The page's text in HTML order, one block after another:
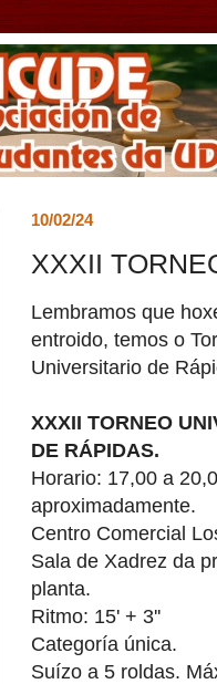
10/02/24
XXXII
Lembramos que
entroido, temos o
Universitario de
XXXII TORNEO
DE RÁPIDAS.
Horario: 17,00 a
aproximadamente.
Centro Comercial
Sala de Xadrez da
planta.
Ritmo: 15' + 3''
Categoría única.
Suízo a 5 roldas.